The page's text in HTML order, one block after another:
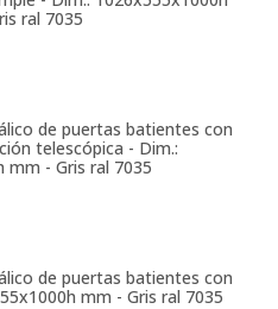
ral 7035
de puertas batientes con
telescópica - Dim.:
mm - Gris ral 7035
de puertas batientes con
mm - Gris ral 7035